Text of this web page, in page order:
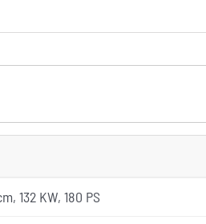
132 KW, 180 PS